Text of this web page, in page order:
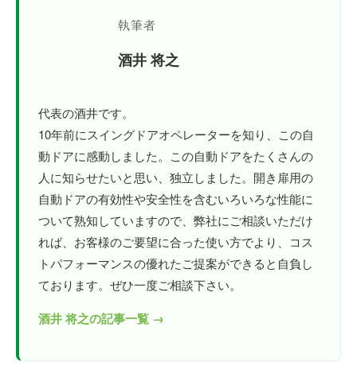
執筆者
酒井 将之
代表の酒井です。
10年前にスイングドアオペレーターを知り、この自
動ドアに感動しました。この自動ドアをたくさんの
人に知らせたいと思い、独立しました。開き扉用の
自動ドアの有効性や安全性を含むいろいろな性能に
ついて熟知していますので、弊社にご相談いただけ
れば、お客様のご要望に合った使い方でより、コス
トパフォーマンスの優れたご提案ができると自負し
ております。ぜひ一度ご相談下さい。
酒井 将之の記事一覧 →